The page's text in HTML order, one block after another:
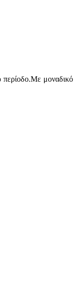
περίοδο.Με μοναδικό